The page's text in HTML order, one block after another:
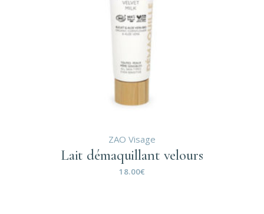
ZAO Visage
Lait démaquillant velours
18.00€